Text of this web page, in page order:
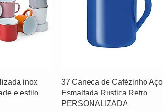
inox
e estilo
37 Caneca de Cafézinho Aço
Esmaltada Rustica Retro
PERSONALIZADA